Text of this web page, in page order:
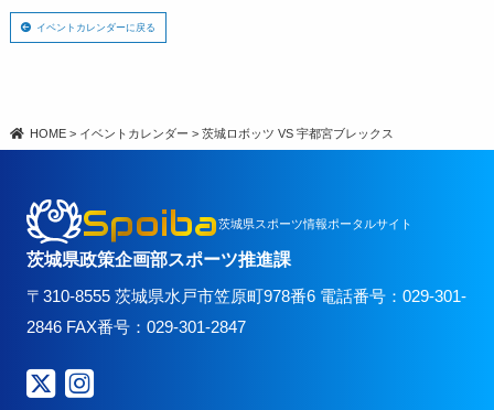
イベントカレンダーに戻る
HOME > イベントカレンダー >茨城ロボッツ VS 宇都宮ブレックス
Spoiba茨城県スポーツ情報ポータルサイト
茨城県政策企画部スポーツ推進課
〒310-8555 茨城県水戸市笠原町978番6 電話番号：029-301-
2846 FAX番号：029-301-2847